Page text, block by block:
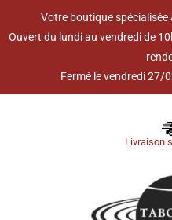
Votre boutique
Ouvert du lundi au vendredi de
Fermé le vendredi
Livraison